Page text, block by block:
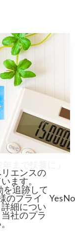
？
エンスの
ます。
を追跡して
のプライ
細につい
社のプラ
YesNo